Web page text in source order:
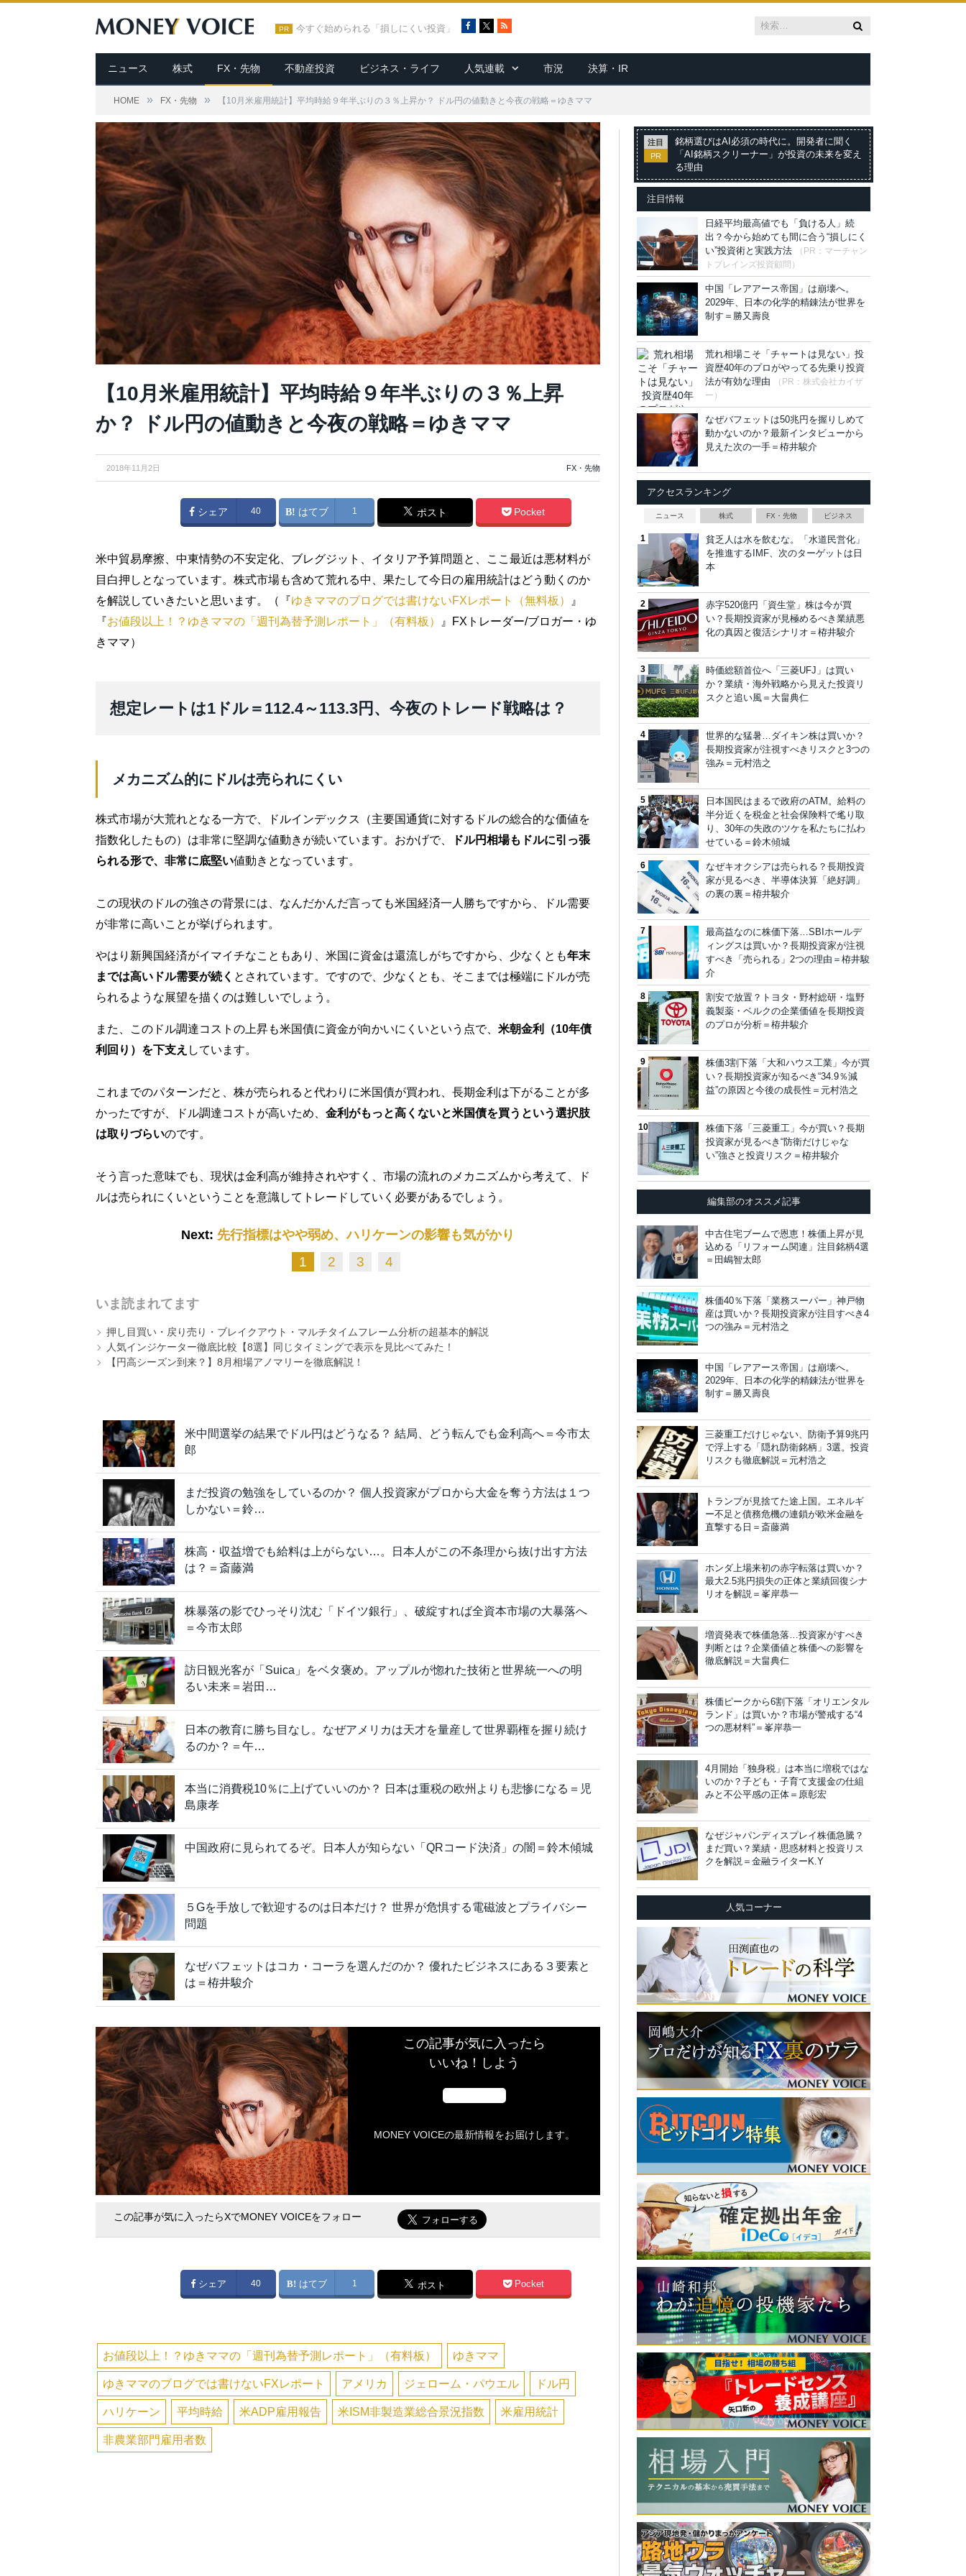
PR 今すぐ始められる「損しにくい投資」
c
e
b
o
R
S
ニュース 株式 FX・先物 不動産投資 ビジネス・ライフ 人気連載 市況 決算・IR
HOME » FX・先物 » 【10月米雇用統計】平均時給９年半ぶりの３％上昇か？ ドル円の値動きと今夜の戦略＝ゆきママ
【10月米雇用統計】平均時給９年半ぶりの３％上昇
か？ ドル円の値動きと今夜の戦略＝ゆきママ
2018年11月2日 FX・先物
シェア 40 はてブ 1 ポスト Pocket
米中貿易摩擦、中東情勢の不安定化、ブレグジット、イタリア予算問題と、ここ最近は悪材料が
目白押しとなっています。株式市場も含めて荒れる中、果たして今日の雇用統計はどう動くのか
を解説していきたいと思います。（『ゆきママのブログでは書けないFXレポート（無料板）
』
『お値段以上！？ゆきママの「週刊為替予測レポート」（有料板）
』FXトレーダー/ブロガー・ゆ
きママ）
想定レートは1ドル＝112.4～113.3円、今夜のトレード戦略は？
メカニズム的にドルは売られにくい
株式市場が大荒れとなる一方で、ドルインデックス（主要国通貨に対するドルの総合的な価値を
指数化したもの）は非常に堅調な値動きが続いています。おかげで、
ドル円相場もドルに引っ張
られる形で、非常に底堅い値動きとなっています。
この現状のドルの強さの背景には、なんだかんだ言っても米国経済一人勝ちですから、ドル需要
が非常に高いことが挙げられます。
やはり新興国経済がイマイチなこともあり、米国に資金は還流しがちですから、少なくとも年末
までは高いドル需要が続く とされています。ですので、少なくとも、そこまでは極端にドルが売
られるような展望を描くのは難しいでしょう。
また、このドル調達コストの上昇も米国債に資金が向かいにくいという点で、 米朝金利（10年債
利回り）を下支え しています。
これまでのパターンだと、株が売られると代わりに米国債が買われ、長期金利は下がることが多
かったですが、ドル調達コストが高いため、 金利がもっと高くないと米国債を買うという選択肢
は取りづらいのです。
そう言った意味でも、現状は金利高が維持されやすく、市場の流れのメカニズムから考えて、ド
ルは売られにくいということを意識してトレードしていく必要があるでしょう。
Next: 先行指標はやや弱め、ハリケーンの影響も気がかり
1 2 3 4
いま読まれてます
押し目買い・戻り売り・ブレイクアウト・マルチタイムフレーム分析の超基本的解説
人気インジケーター徹底比較【8選】同じタイミングで表示を見比べてみた！
【円高シーズン到来？】8月相場アノマリーを徹底解説！
米中間選挙の結果でドル円はどうなる？ 結局、どう転んでも金利高へ＝今市太
郎
まだ投資の勉強をしているのか？ 個人投資家がプロから大金を奪う方法は１つ
しかない＝鈴…
株高・収益増でも給料は上がらない…。日本人がこの不条理から抜け出す方法
は？＝斎藤満
株暴落の影でひっそり沈む「ドイツ銀行」、破綻すれば全資本市場の大暴落へ
＝今市太郎
訪日観光客が「Suica」をベタ褒め。アップルが惚れた技術と世界統一への明
るい未来＝岩田…
日本の教育に勝ち目なし。なぜアメリカは天才を量産して世界覇権を握り続け
るのか？＝午…
本当に消費税10％に上げていいのか？ 日本は重税の欧州よりも悲惨になる＝児
島康孝
中国政府に見られてるぞ。日本人が知らない「QRコード決済」の闇＝鈴木傾城
５Gを手放しで歓迎するのは日本だけ？ 世界が危惧する電磁波とプライバシー
問題
なぜバフェットはコカ・コーラを選んだのか？ 優れたビジネスにある３要素と
は＝栫井駿介
この記事が気に入ったら
いいね！しよう
MONEY VOICEの最新情報をお届けします。
この記事が気に入ったらXでMONEY VOICEをフォロー
シェア 40 はてブ 1 ポスト Pocket
お値段以上！？ゆきママの「週刊為替予測レポート」（有料板） ゆきママ
ゆきママのブログでは書けないFXレポート アメリカ ジェローム・パウエル ドル円
ハリケーン 平均時給 米ADP雇用報告 米ISM非製造業総合景況指数 米雇用統計
非農業部門雇用者数
注目
PR
銘柄選びはAI必須の時代に。開発者に聞く
「AI銘柄スクリーナー」が投資の未来を変え
る理由
注目情報
日経平均最高値でも「負ける人」続
出？今から始めても間に合う“損しにく
い”投資術と実践方法
（PR：マーチャン
トブレインズ投資顧問）
中国「レアアース帝国」は崩壊へ。
2029年、日本の化学的精錬法が世界を
制す＝勝又壽良
荒れ相場こそ「チャートは見ない」投
資歴40年のプロがやってる先乗り投資
法が有効な理由
（PR：株式会社カイザ
ー）
なぜバフェットは50兆円を握りしめて
動かないのか？最新インタビューから
見えた次の一手＝栫井駿介
アクセスランキング
ニュース 株式 FX・先物 ビジネス
貧乏人は水を飲むな。「水道民営化」
を推進するIMF、次のターゲットは日
本
赤字520億円「資生堂」株は今が買
い？長期投資家が見極めるべき業績悪
化の真因と復活シナリオ＝栫井駿介
時価総額首位へ「三菱UFJ」は買い
か？業績・海外戦略から見えた投資リ
スクと追い風＝大畠典仁
世界的な猛暑…ダイキン株は買いか？
長期投資家が注視すべきリスクと3つの
強み＝元村浩之
日本国民はまるで政府のATM。給料の
半分近くを税金と社会保険料で毟り取
り、30年の失政のツケを私たちに払わ
せている＝鈴木傾城
なぜキオクシアは売られる？長期投資
家が見るべき、半導体決算「絶好調」
の裏の裏＝栫井駿介
最高益なのに株価下落…SBIホールデ
ィングスは買いか？長期投資家が注視
すべき「売られる」2つの理由＝栫井駿
介
割安で放置？トヨタ・野村総研・塩野
義製薬・ベルクの企業価値を長期投資
のプロが分析＝栫井駿介
株価3割下落「大和ハウス工業」今が買
い？長期投資家が知るべき“34.9％減
益”の原因と今後の成長性＝元村浩之
株価下落「三菱重工」今が買い？長期
投資家が見るべき“防衛だけじゃな
い”強さと投資リスク＝栫井駿介
編集部のオススメ記事
中古住宅ブームで恩恵！株価上昇が見
込める「リフォーム関連」注目銘柄4選
＝田嶋智太郎
株価40％下落「業務スーパー」神戸物
産は買いか？長期投資家が注目すべき4
つの強み＝元村浩之
中国「レアアース帝国」は崩壊へ。
2029年、日本の化学的精錬法が世界を
制す＝勝又壽良
三菱重工だけじゃない、防衛予算9兆円
で浮上する「隠れ防衛銘柄」3選。投資
リスクも徹底解説＝元村浩之
トランプが見捨てた途上国。エネルギ
ー不足と債務危機の連鎖が欧米金融を
直撃する日＝斎藤満
ホンダ上場来初の赤字転落は買いか？
最大2.5兆円損失の正体と業績回復シナ
リオを解説＝峯岸恭一
増資発表で株価急落…投資家がすべき
判断とは？企業価値と株価への影響を
徹底解説＝大畠典仁
株価ピークから6割下落「オリエンタル
ランド」は買いか？市場が警戒する“4
つの悪材料”＝峯岸恭一
4月開始「独身税」は本当に増税ではな
いのか？子ども・子育て支援金の仕組
みと不公平感の正体＝原彰宏
なぜジャパンディスプレイ株価急騰？
まだ買い？業績・思惑材料と投資リス
クを解説＝金融ライターK.Y
人気コーナー